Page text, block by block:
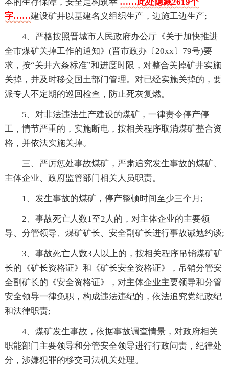
本的生存保障，安全是构筑幸 ……此处隐藏2619个
字……建设矿井以基建名义组织生产，边施工边生产;
4、严格按照晋城市人民政府办公厅《关于加快推进
全市煤矿关掉工作的通知》(晋市政办〔20xx〕79号)要
求，按“关井六条标准”和进度时限，对整合关掉矿井实施
关掉，并及时移交国土部门管理。对已经实施关掉的，要
派专人不定期的巡回检查，防止死灰复燃。
5、对非法违法生产建设的煤矿，一律责令停产停
工，情节严重的，实施断电，按相关程序取消煤矿整合资
格，并依法实施关掉。
三、严厉惩处事故煤矿，严肃追究发生事故的煤矿、
主体企业、政府监管部门相关人员职责。
1、发生事故的煤矿，停产整顿时间至少三个月;
2、事故死亡人数1至2人的，对主体企业的主要领
导、分管领导、煤矿矿长、安全副矿长进行事故诫勉约谈;
3、事故死亡人数3人以上的，按相关程序吊销煤矿矿
长的《矿长资格证》和《矿长安全资格证》，吊销分管安
全副矿长的《安全资格证》，对主体企业主要领导和分管
安全领导一律免职，构成违法违纪的，依法追究党纪政纪
和法律职责;
4、煤矿发生事故，依据事故调查情景，对政府相关
职能部门主要领导和分管安全领导进行行政问责，纪律处
分，涉嫌犯罪的移交司法机关处理。